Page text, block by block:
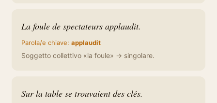
La foule de spectateurs applaudit.
Parola/e chiave: applaudit
Soggetto collettivo «la foule» → singolare.
Sur la table se trouvaient des clés.